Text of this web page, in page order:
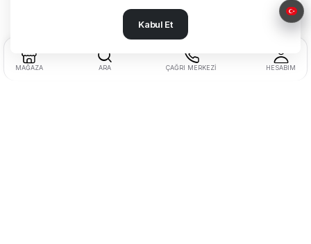
Kabul Et
MAĞAZA ARA ÇAĞRI MERKEZI HESABIM